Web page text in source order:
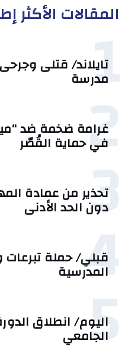
المقالات الأكثر
1
تايلاند/ قتلى
مدرسة
2
غرامة ضخمة ضد
في حماية القُصّر
3
تحذير من عمادة
دون الحد الأدنى
4
قبلي/ حملة
المدرسية
5
اليوم/ انطلاق
الجامعي